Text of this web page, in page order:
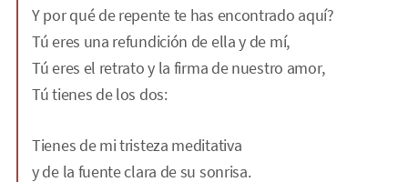
Y por qué de repente te has encontrado aquí?
Tú eres una refundición de ella y de mí,
Tú eres el retrato y la firma de nuestro amor,
Tú tienes de los dos:
Tienes de mi tristeza meditativa
y de la fuente clara de su sonrisa.